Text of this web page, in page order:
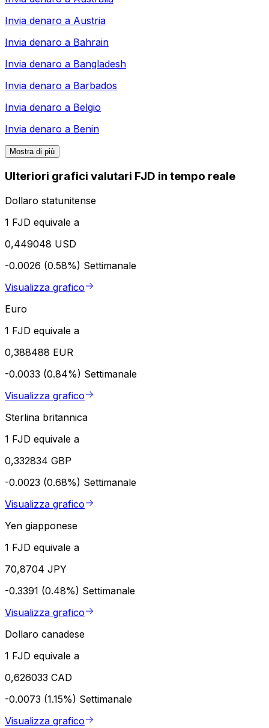
Invia denaro a Austria
Invia denaro a Bahrain
Invia denaro a Bangladesh
Invia denaro a Barbados
Invia denaro a Belgio
Invia denaro a Benin
Mostra di più
Ulteriori grafici valutari FJD in tempo reale
Dollaro statunitense
1 FJD equivale a
0,449048 USD
-0.0026 (0.58%) Settimanale
Visualizza grafico
Euro
1 FJD equivale a
0,388488 EUR
-0.0033 (0.84%) Settimanale
Visualizza grafico
Sterlina britannica
1 FJD equivale a
0,332834 GBP
-0.0023 (0.68%) Settimanale
Visualizza grafico
Yen giapponese
1 FJD equivale a
70,8704 JPY
-0.3391 (0.48%) Settimanale
Visualizza grafico
Dollaro canadese
1 FJD equivale a
0,626033 CAD
-0.0073 (1.15%) Settimanale
Visualizza grafico